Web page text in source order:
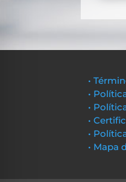
•
•
•
•
•
• Mapa